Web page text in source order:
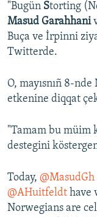
"Bugün Storting
Masud Garahhani
Buça ve İrpinni
Twitterde.
O, mayısnıñ 8-nde
etkenine diqqat
"Tamam bu müim
destegini
Today, @MasudGh
@AHuitfeldt have
Norwegians are